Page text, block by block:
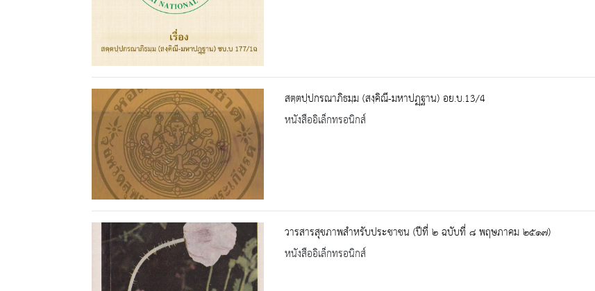
สตฺตปฺปกรณาภิธมฺม (สงฺคิณี-มหาปฏฺฐาน) อย.บ.13/4
หนังสืออิเล็กทรอนิกส์
วารสารสุขภาพสำหรับประชาชน (ปีที่ ๒ ฉบับที่ ๘ พฤษภาคม ๒๕๑๗)
หนังสืออิเล็กทรอนิกส์